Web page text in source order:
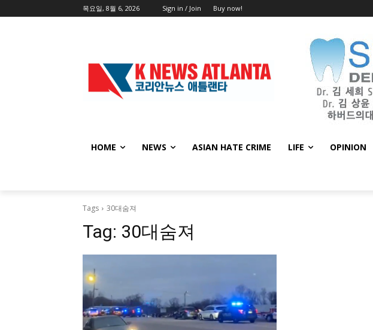
목요일, 8월 6, 2026 Sign in / Join Buy now!
HOME NEWS ASIAN HATE CRIME LIFE OPINION
Tags 30대숨져
Tag: 30대숨져